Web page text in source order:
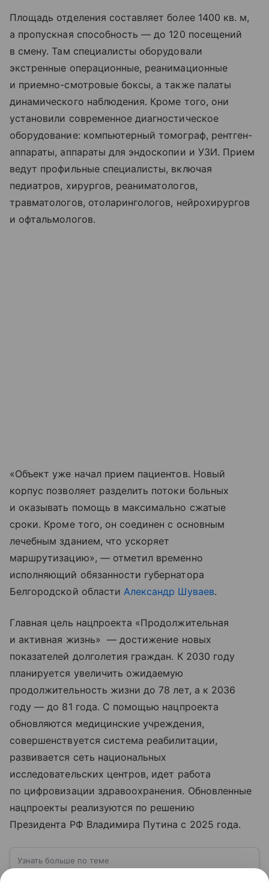
Площадь отделения составляет более 1400 кв. м,
а пропускная способность — до 120 посещений
в смену. Там специалисты оборудовали
экстренные операционные, реанимационные
и приемно-смотровые боксы, а также палаты
динамического наблюдения. Кроме того, они
установили современное диагностическое
оборудование: компьютерный томограф, рентген-
аппараты, аппараты для эндоскопии и УЗИ. Прием
ведут профильные специалисты, включая
педиатров, хирургов, реаниматологов,
травматологов, отоларингологов, нейрохирургов
и офтальмологов.
«Объект уже начал прием пациентов. Новый
корпус позволяет разделить потоки больных
и оказывать помощь в максимально сжатые
сроки. Кроме того, он соединен с основным
лечебным зданием, что ускоряет
маршрутизацию», — отметил временно
исполняющий обязанности губернатора
Белгородской области Александр Шуваев.
Главная цель нацпроекта «Продолжительная
и активная жизнь» — достижение новых
показателей долголетия граждан. К 2030 году
планируется увеличить ожидаемую
продолжительность жизни до 78 лет, а к 2036
году — до 81 года. С помощью нацпроекта
обновляются медицинские учреждения,
совершенствуется система реабилитации,
развивается сеть национальных
исследовательских центров, идет работа
по цифровизации здравоохранения. Обновленные
нацпроекты реализуются по решению
Президента РФ Владимира Путина с 2025 года.
Узнать больше по теме